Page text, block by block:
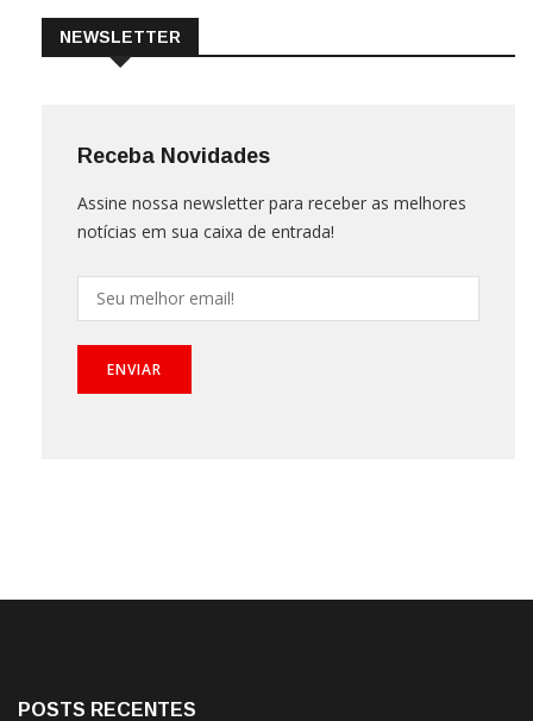
NEWSLETTER
Receba Novidades
Assine nossa newsletter para receber as melhores
notícias em sua caixa de entrada!
POSTS RECENTES